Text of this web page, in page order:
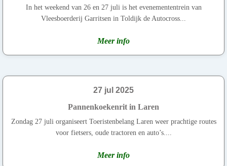
In het weekend van 26 en 27 juli is het evenemententrein van
Vleesboerderij Garritsen in Toldijk de Autocross...
Meer info
27 jul 2025
Pannenkoekenrit in Laren
Zondag 27 juli organiseert Toeristenbelang Laren weer prachtige routes
voor fietsers, oude tractoren en auto’s....
Meer info